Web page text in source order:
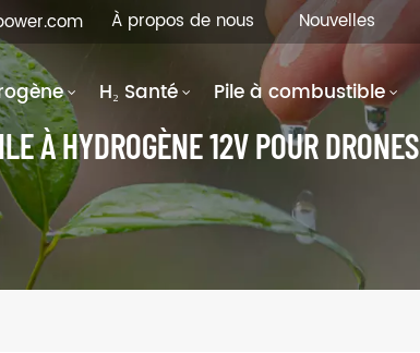
À propos de nous Nouvelles
H₂ Santé Pile à combustible
À HYDROGÈNE 12V POUR DRONES